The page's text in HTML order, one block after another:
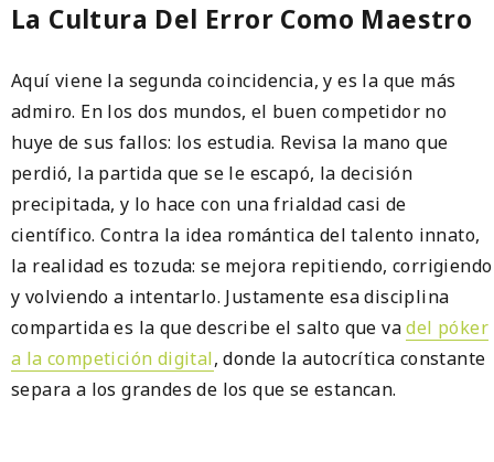
La Cultura Del Error Como Maestro
Aquí viene la segunda coincidencia, y es la que más
admiro. En los dos mundos, el buen competidor no
huye de sus fallos: los estudia. Revisa la mano que
perdió, la partida que se le escapó, la decisión
precipitada, y lo hace con una frialdad casi de
científico. Contra la idea romántica del talento innato,
la realidad es tozuda: se mejora repitiendo, corrigiendo
y volviendo a intentarlo. Justamente esa disciplina
compartida es la que describe el salto que vadel póker
a la competición digital, donde la autocrítica constante
separa a los grandes de los que se estancan.